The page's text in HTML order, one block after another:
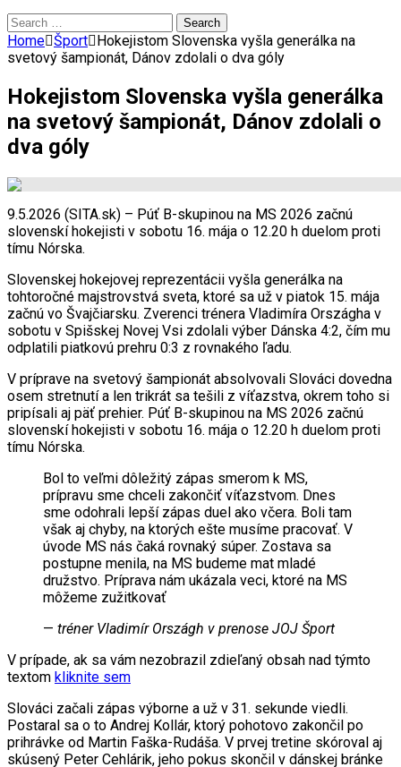
Search
for:
Home Šport Hokejistom Slovenska vyšla generálka na
svetový šampionát, Dánov zdolali o dva góly
Hokejistom Slovenska vyšla generálka
na svetový šampionát, Dánov zdolali o
dva góly
9.5.2026 (SITA.sk) – Púť B-skupinou na MS 2026 začnú
slovenskí hokejisti v sobotu 16. mája o 12.20 h duelom proti
tímu Nórska.
Slovenskej hokejovej reprezentácii vyšla generálka na
tohtoročné majstrovstvá sveta, ktoré sa už v piatok 15. mája
začnú vo Švajčiarsku. Zverenci trénera Vladimíra Országha v
sobotu v Spišskej Novej Vsi zdolali výber Dánska 4:2, čím mu
odplatili piatkovú prehru 0:3 z rovnakého ľadu.
V príprave na svetový šampionát absolvovali Slováci dovedna
osem stretnutí a len trikrát sa tešili z víťazstva, okrem toho si
pripísali aj päť prehier. Púť B-skupinou na MS 2026 začnú
slovenskí hokejisti v sobotu 16. mája o 12.20 h duelom proti
tímu Nórska.
Bol to veľmi dôležitý zápas smerom k MS,
prípravu sme chceli zakončiť víťazstvom. Dnes
sme odohrali lepší zápas duel ako včera. Boli tam
však aj chyby, na ktorých ešte musíme pracovať. V
úvode MS nás čaká rovnaký súper. Zostava sa
postupne menila, na MS budeme mat mladé
družstvo. Príprava nám ukázala veci, ktoré na MS
môžeme zužitkovať
— tréner Vladimír Országh v prenose JOJ Šport
V prípade, ak sa vám nezobrazil zdieľaný obsah nad týmto
textom kliknite sem
Slováci začali zápas výborne a už v 31. sekunde viedli.
Postaral sa o to Andrej Kollár, ktorý pohotovo zakončil po
prihrávke od Martin Faška-Rudáša. V prvej tretine skóroval aj
skúsený Peter Cehlárik, jeho pokus skončil v dánskej bránke